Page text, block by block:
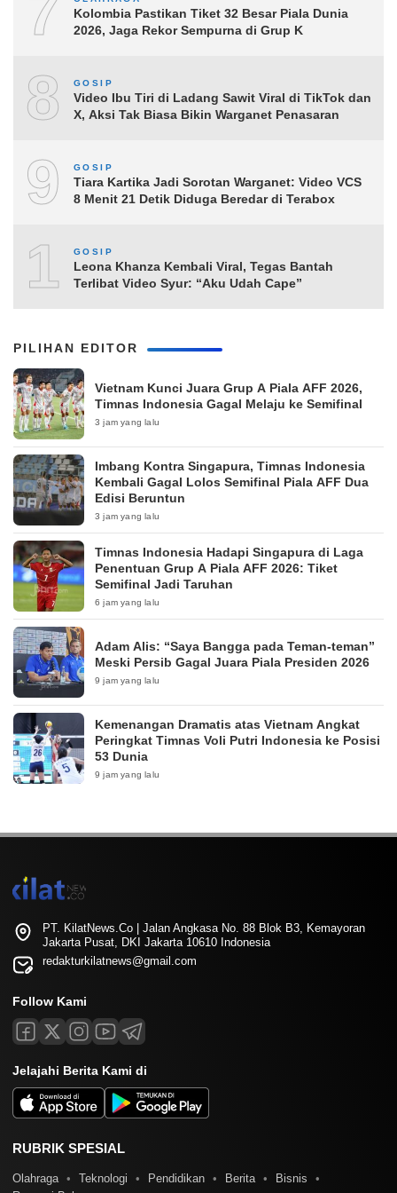
Kolombia Pastikan Tiket 32 Besar Piala Dunia
2026, Jaga Rekor Sempurna di Grup K
8 GOSIP
Video Ibu Tiri di Ladang Sawit Viral di TikTok dan
X, Aksi Tak Biasa Bikin Warganet Penasaran
9 GOSIP
Tiara Kartika Jadi Sorotan Warganet: Video VCS
8 Menit 21 Detik Diduga Beredar di Terabox
10
GOSIP
Leona Khanza Kembali Viral, Tegas Bantah
Terlibat Video Syur: “Aku Udah Cape”
PILIHAN EDITOR
Vietnam Kunci Juara Grup A Piala AFF 2026,
Timnas Indonesia Gagal Melaju ke Semifinal
3 jam yang lalu
Imbang Kontra Singapura, Timnas Indonesia
Kembali Gagal Lolos Semifinal Piala AFF Dua
Edisi Beruntun
3 jam yang lalu
Timnas Indonesia Hadapi Singapura di Laga
Penentuan Grup A Piala AFF 2026: Tiket
Semifinal Jadi Taruhan
6 jam yang lalu
Adam Alis: “Saya Bangga pada Teman-teman”
Meski Persib Gagal Juara Piala Presiden 2026
9 jam yang lalu
Kemenangan Dramatis atas Vietnam Angkat
Peringkat Timnas Voli Putri Indonesia ke Posisi
53 Dunia
9 jam yang lalu
PT. KilatNews.Co | Jalan Angkasa No. 88 Blok B3, Kemayoran
Jakarta Pusat, DKI Jakarta 10610 Indonesia
redakturkilatnews@gmail.com
Follow Kami
Jelajahi Berita Kami di
RUBRIK SPESIAL
Olahraga Teknologi Pendidikan Berita
Bisnis